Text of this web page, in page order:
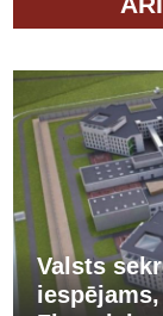
Valsts